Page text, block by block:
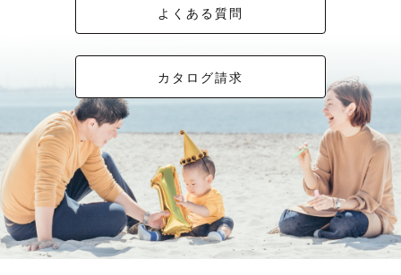
よくある質問
カタログ請求